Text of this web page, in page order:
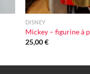
+
DISNEY
Mickey – figurine à
25,00€